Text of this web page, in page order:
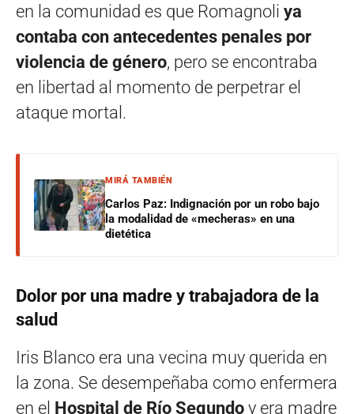
en la comunidad es que Romagnoli ya
contaba con antecedentes penales por
violencia de género, pero se encontraba
en libertad al momento de perpetrar el
ataque mortal.
MIRÁ TAMBIÉN
Carlos Paz: Indignación por un robo bajo
la modalidad de «mecheras» en una
dietética
Dolor por una madre y trabajadora de la
salud
Iris Blanco era una vecina muy querida en
la zona. Se desempeñaba como enfermera
en el Hospital de Río Segundo y era madre